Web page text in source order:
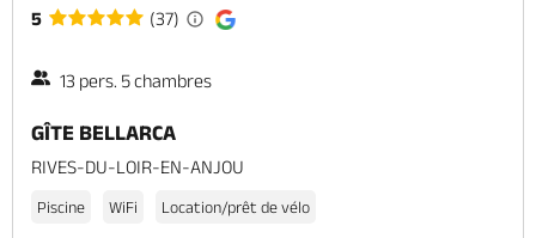
5 (37)
13 pers. 5 chambres
GÎTE BELLARCA
RIVES-DU-LOIR-EN-ANJOU
Piscine WiFi Location/prêt de vélo